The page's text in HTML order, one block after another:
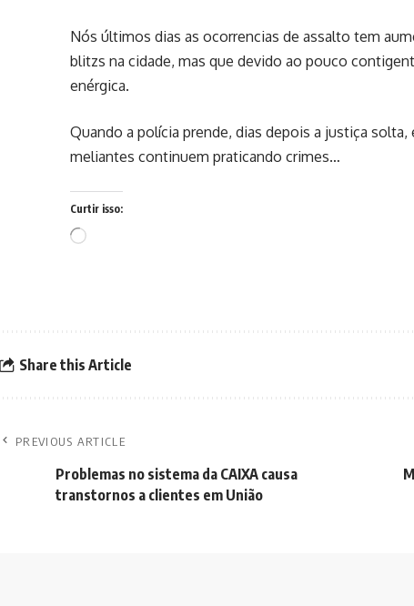
Nós últimos dias as ocorrencias de assalto tem
blitzs na cidade, mas que devido ao pouco
enérgica.
Quando a polícia prende, dias depois a justiça
meliantes continuem praticando crimes…
Curtir isso:
Carregando...
Share this Article
PREVIOUS ARTICLE
Problemas no sistema da CAIXA causa
transtornos a clientes em União